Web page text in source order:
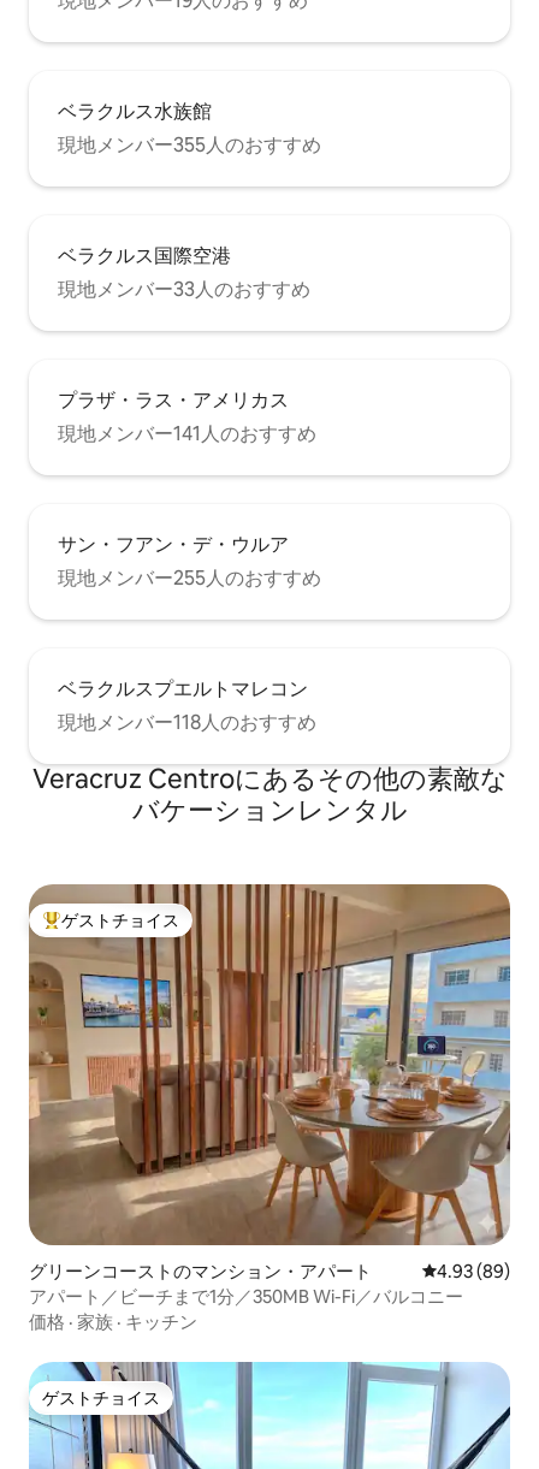
ベラクルス水族館
現地メンバー355人のおすすめ
ベラクルス国際空港
現地メンバー33人のおすすめ
プラザ・ラス・アメリカス
現地メンバー141人のおすすめ
サン・フアン・デ・ウルア
現地メンバー255人のおすすめ
ベラクルスプエルトマレコン
現地メンバー118人のおすすめ
Veracruz Centroにあるその他の素敵な
バケーションレンタル
大好評のゲストチョイスです。
ゲストチョイス
グリーンコーストのマンション・アパート レビュー89
4.93 (89)
アパート／ビーチまで1分／350MB Wi-Fi／バルコニー
価格 · 家族 · キッチン
ゲストチョイス
ゲストチョイス